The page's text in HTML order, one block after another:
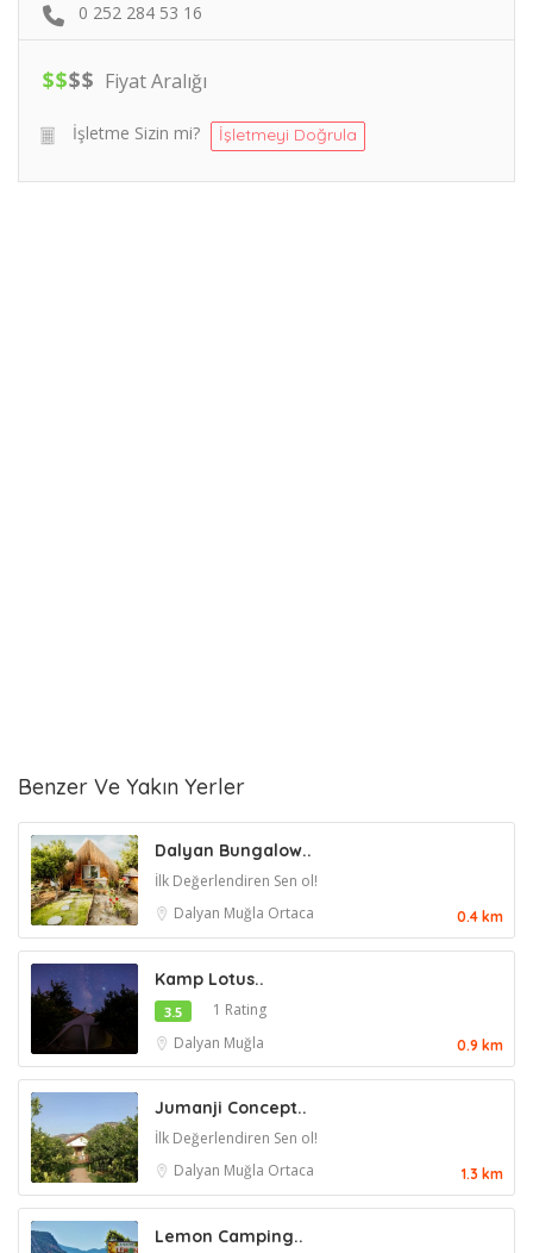
0 252 284 53 16
$$$$ Fiyat Aralığı
İşletme Sizin mi? İşletmeyi Doğrula
Benzer Ve Yakın Yerler
Dalyan Bungalow..
İlk Değerlendiren Sen ol!
Dalyan Muğla Ortaca 0.4 km
Kamp Lotus..
3.5
1 Rating
Dalyan Muğla 0.9 km
Jumanji Concept..
İlk Değerlendiren Sen ol!
Dalyan Muğla Ortaca 1.3 km
Lemon Camping..